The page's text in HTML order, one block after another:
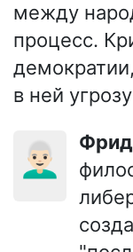
между
процесс.
в ней
👨🏻‍🦳